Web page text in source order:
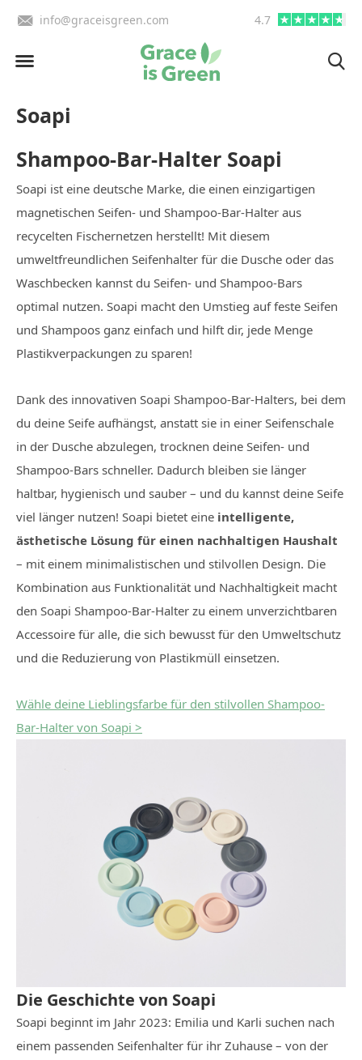
info@graceisgreen.com Bis 16 Uhr bestellen, in
4.7
Soapi
Shampoo-Bar-Halter Soapi
Soapi ist eine deutsche Marke, die einen einzigartigen
magnetischen Seifen- und Shampoo-Bar-Halter aus
recycelten Fischernetzen herstellt! Mit diesem
umweltfreundlichen Seifenhalter für die Dusche oder das
Waschbecken kannst du Seifen- und Shampoo-Bars
optimal nutzen. Soapi macht den Umstieg auf feste Seifen
und Shampoos ganz einfach und hilft dir, jede Menge
Plastikverpackungen zu sparen!
Dank des innovativen Soapi Shampoo-Bar-Halters, bei dem
du deine Seife aufhängst, anstatt sie in einer Seifenschale
in der Dusche abzulegen, trocknen deine Seifen- und
Shampoo-Bars schneller. Dadurch bleiben sie länger
haltbar, hygienisch und sauber – und du kannst deine Seife
viel länger nutzen! Soapi bietet eine intelligente,
ästhetische Lösung für einen nachhaltigen Haushalt
– mit einem minimalistischen und stilvollen Design. Die
Kombination aus Funktionalität und Nachhaltigkeit macht
den Soapi Shampoo-Bar-Halter zu einem unverzichtbaren
Accessoire für alle, die sich bewusst für den Umweltschutz
und die Reduzierung von Plastikmüll einsetzen.
Wähle deine Lieblingsfarbe für den stilvollen Shampoo-
Bar-Halter von Soapi >
Die Geschichte von Soapi
Soapi beginnt im Jahr 2023: Emilia und Karli suchen nach
einem passenden Seifenhalter für ihr Zuhause – von der